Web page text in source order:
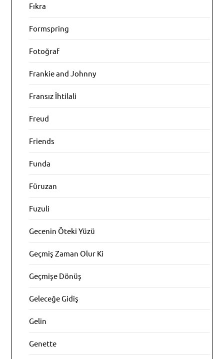
Fıkra
Formspring
Fotoğraf
Frankie and Johnny
Fransız İhtilali
Freud
Friends
Funda
Füruzan
Fuzuli
Gecenin Öteki Yüzü
Geçmiş Zaman Olur Ki
Geçmişe Dönüş
Geleceğe Gidiş
Gelin
Genette